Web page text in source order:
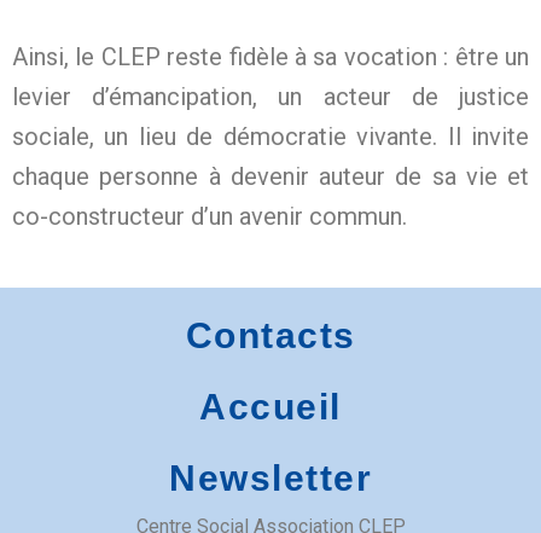
Ainsi, le CLEP reste fidèle à sa vocation : être un
levier d’émancipation, un acteur de justice
sociale, un lieu de démocratie vivante. Il invite
chaque personne à devenir auteur de sa vie et
co-constructeur d’un avenir commun.
Contacts
Accueil
Newsletter
Centre Social Association CLEP